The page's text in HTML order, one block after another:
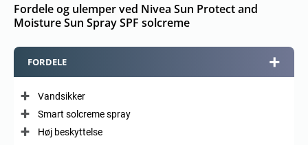
Fordele og ulemper ved Nivea Sun Protect and
Moisture Sun Spray SPF solcreme
FORDELE
Vandsikker
Smart solcreme spray
Høj beskyttelse